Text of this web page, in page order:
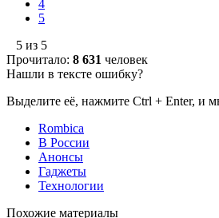
4
5
5 из 5
Прочитало: 8 631 человек
Нашли в тексте ошибку?
Выделите её, нажмите Ctrl + Enter, и
Rombica
В России
Анонсы
Гаджеты
Технологии
Похожие материалы